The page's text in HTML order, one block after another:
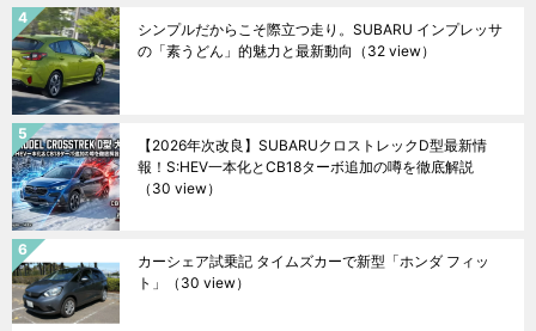
シンプルだからこそ際立つ走り。SUBARU インプレッサ
の「素うどん」的魅力と最新動向 （32 view）
【2026年次改良】SUBARUクロストレックD型最新情
報！S:HEV一本化とCB18ターボ追加の噂を徹底解説
（30 view）
カーシェア試乗記 タイムズカーで新型「ホンダ フィッ
ト」
（30 view）